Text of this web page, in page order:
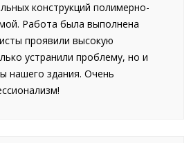
конструкций полимерно-
Работа была выполнена
проявили высокую
устранили проблему, но и
нашего здания. Очень